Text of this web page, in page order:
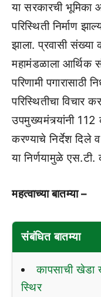
या सरकारची भूमिका
परिस्थिती निर्माण
झाला. प्रवासी संख्या
महामंडळाला आर्थिक
परिणामी पगारासाठी
परिस्थितीचा विचार
उपमुख्यमंत्र्यांनी 112
करण्याचे निर्देश दिले
या निर्णयामुळे एस.टी.
महत्वाच्या बातम्या –
संबंधित बातम्या
कापसाची
स्थिर